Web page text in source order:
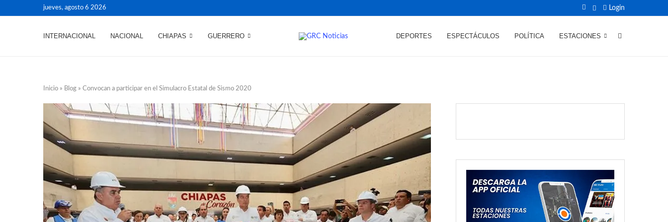
jueves, agosto 6 2026 Login
INTERNACIONAL NACIONAL CHIAPAS GUERRERO DEPORTES ESPECTÁCULOS POLÍTICA ESTACIONES
Inicio » Blog » Convocan a participar en el Simulacro Estatal de Sismo 2020